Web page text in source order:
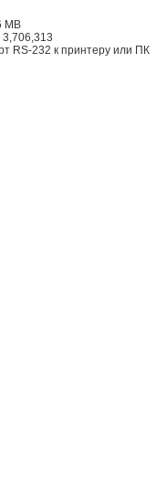
MB
3,706,313
RS-232 к принтеру или ПК